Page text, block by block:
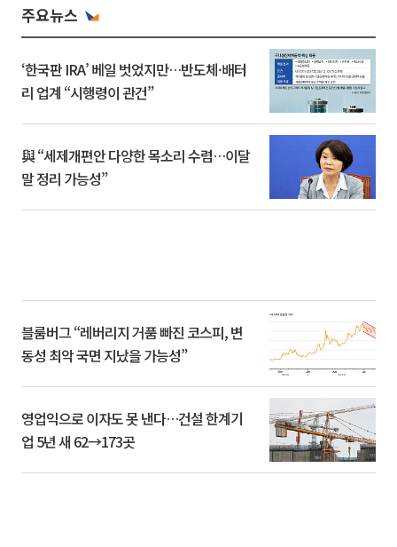
주요뉴스
‘한국판 IRA’ 베일 벗었지만…반도체·배터
리 업계 “시행령이 관건”
與 “세제개편안 다양한 목소리 수렴…이달
말 정리 가능성”
블룸버그 “레버리지 거품 빠진 코스피, 변
동성 최악 국면 지났을 가능성”
영업익으로 이자도 못 낸다…건설 한계기
업 5년 새 62→173곳